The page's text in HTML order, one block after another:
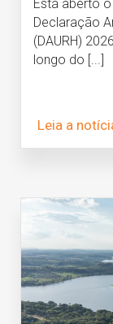
Está aberto
Declaração
(DAURH)
longo do [...]
Leia a